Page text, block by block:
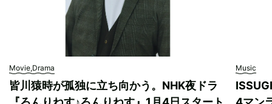
Movie,Drama
皆川猿時が孤独に立ち向かう。NHK夜ドラ
Music